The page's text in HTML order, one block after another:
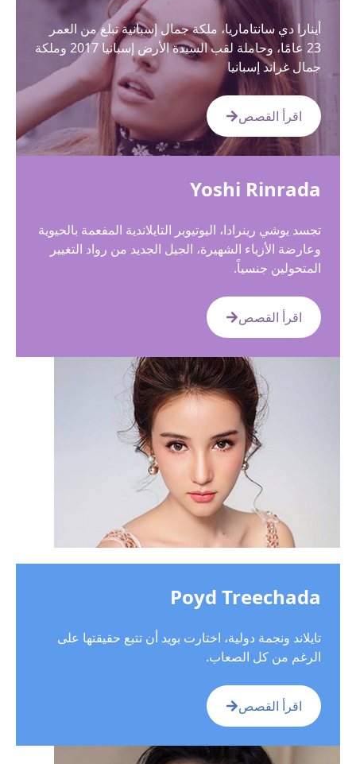
دي سانتاماريا، ملكة جمال إسبانية تبلغ من العمر
23 عامًا، وحاملة لقب السيدة الأرض إسبانيا 2017 وملكة
غراند إسبانيا
اقرأ القصص
Yoshi
يوشي رينرادا، اليوتيوبر التايلاندية المفعمة بالحيوية
الأزياء الشهيرة، الجيل الجديد من رواد التغيير
جنسياً.
اقرأ القصص
Poyd
ونجمة دولية، اختارت بويد أن تتبع حقيقتها على
من كل الصعاب.
اقرأ القصص